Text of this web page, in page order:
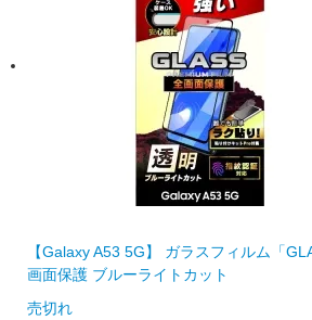
【Galaxy A53 5G】 ガラスフィルム「
画面保護 ブルーライトカット
売切れ